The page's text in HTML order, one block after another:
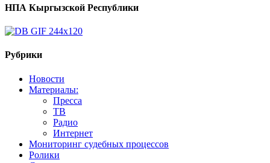
НПА Кыргызской Республики
Рубрики
Новости
Материалы:
Пресса
ТВ
Радио
Интернет
Мониторинг судебных процессов
Ролики